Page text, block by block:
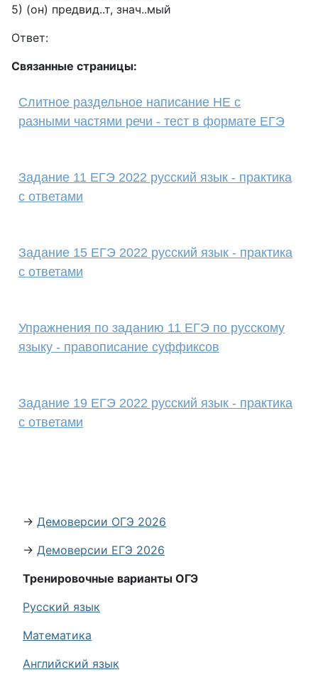
5) (он) предвид..т, знач..мый
Ответ:
Связанные страницы:
Слитное раздельное написание НЕ с
разными частями речи - тест в формате ЕГЭ
Задание 11 ЕГЭ 2022 русский язык - практика
с ответами
Задание 15 ЕГЭ 2022 русский язык - практика
с ответами
Упражнения по заданию 11 ЕГЭ по русскому
языку - правописание суффиксов
Задание 19 ЕГЭ 2022 русский язык - практика
с ответами
→ Демоверсии ОГЭ 2026
→ Демоверсии ЕГЭ 2026
Тренировочные варианты ОГЭ
Русский язык
Математика
Английский язык